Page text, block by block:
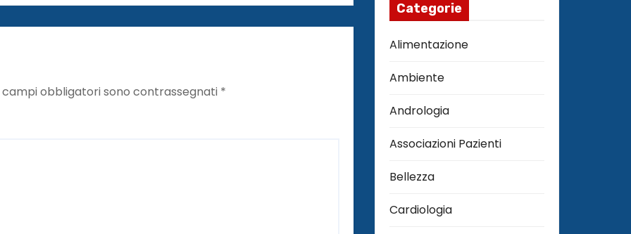
campi obbligatori sono contrassegnati *
Categorie
Alimentazione
Ambiente
Andrologia
Associazioni Pazienti
Bellezza
Cardiologia